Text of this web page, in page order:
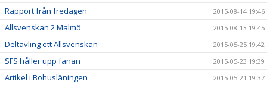
Rapport från fredagen 2015-08-14 19:46
Allsvenskan 2 Malmö 2015-08-13 19:45
Deltävling ett Allsvenskan 2015-05-25 19:42
SFS håller upp fanan 2015-05-23 19:39
Artikel i Bohusläningen 2015-05-21 19:37